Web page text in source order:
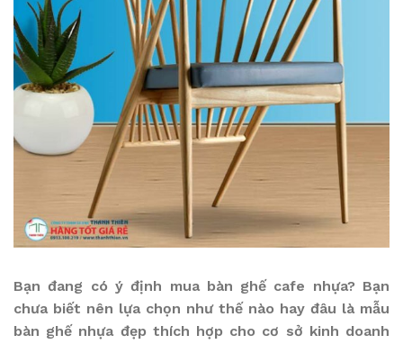
Bạn đang có ý định mua bàn ghế cafe nhựa? Bạn
chưa biết nên lựa chọn như thế nào hay đâu là mẫu
bàn ghế nhựa đẹp thích hợp cho cơ sở kinh doanh